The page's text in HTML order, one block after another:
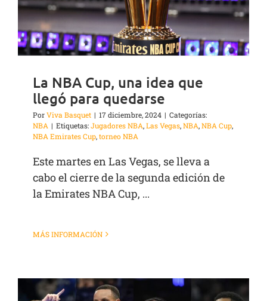
La NBA Cup, una idea que
llegó para quedarse
PorViva Basquet | 17 diciembre, 2024 | Categorías:
NBA | Etiquetas:Jugadores NBA,Las Vegas,NBA,NBA Cup,
NBA Emirates Cup,torneo NBA
Este martes en Las Vegas, se lleva a
cabo el cierre de la segunda edición de
la Emirates NBA Cup, ...
MÁS INFORMACIÓN